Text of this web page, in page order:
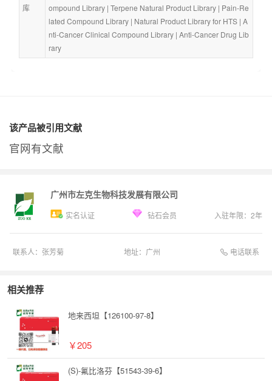
库
ompound Library | Terpene Natural Product Library | Pain-Re
lated Compound Library | Natural Product Library for HTS | A
nti-Cancer Clinical Compound Library | Anti-Cancer Drug Lib
rary
该产品被引用文献
官网有文献
广州市左克生物科技发展有限公司
实名认证 钻石会员 入驻年限： 2年
联系人： 张芳菊 地址： 广州 电话联系
相关推荐
地来西坦【126100-97-8】
￥205
(S)-氟比洛芬【51543-39-6】